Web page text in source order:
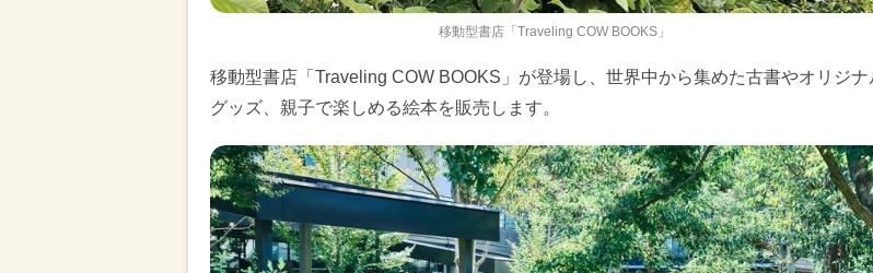
移動型書店「Traveling COW BOOKS」
移動型書店「Traveling COW BOOKS」が登場し、世界中から集めた古書やオリジナ
グッズ、親子で楽しめる絵本を販売します。